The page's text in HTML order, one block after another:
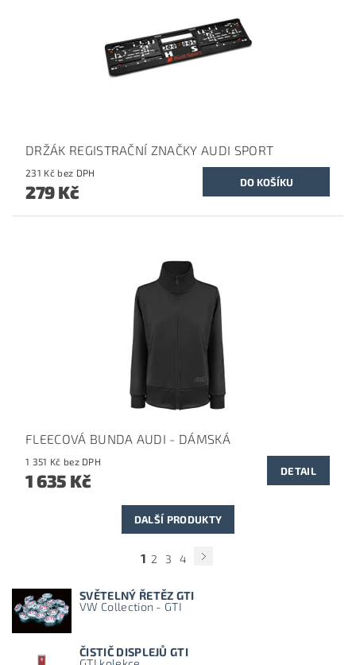
DRŽÁK REGISTRAČNÍ ZNAČKY AUDI SPORT
231 Kč bez DPH
279 Kč
FLEECOVÁ BUNDA AUDI - DÁMSKÁ
1 351 Kč bez DPH
1 635 Kč DETAIL
DALŠÍ PRODUKTY
1 2 3 4
SVĚTELNÝ ŘETĚZ GTI
VW Collection - GTI
ČISTIČ DISPLEJŮ GTI